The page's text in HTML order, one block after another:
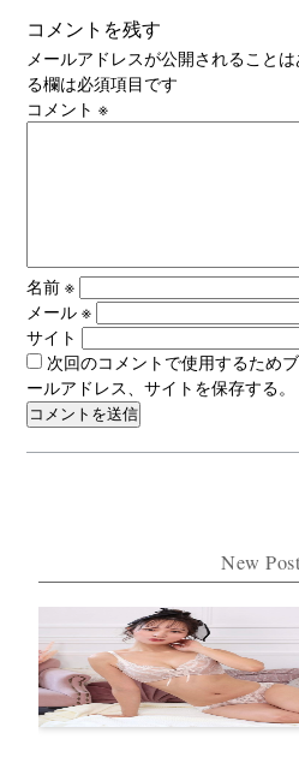
コメントを残す
メールアドレスが公開されることは
る欄は必須項目です
コメント※
名前※
メール※
サイト
次回のコメントで使用するため
ールアドレス、サイトを保存する。
New Post